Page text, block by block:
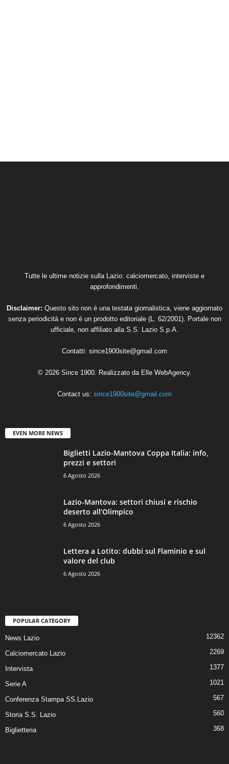
Tutte le ultime notizie sulla Lazio: calciomercato, interviste e
approfondimenti.
Disclaimer: Questo sito non è una testata giornalistica, viene aggiornato
senza periodicità e non è un prodotto editoriale (L. 62/2001). Portale non
ufficiale, non affiliato alla S.S. Lazio S.p.A.
Contatti: since1900site@gmail.com
© 2026 Since 1900. Realizzato da Elle WebAgency.
Contact us: since1900site@gmail.com
EVEN MORE NEWS
Biglietti Lazio-Mantova Coppa Italia: info,
prezzi e settori
6 Agosto 2026
Lazio-Mantova: settori chiusi e rischio
deserto all’Olimpico
6 Agosto 2026
Lettera a Lotito: dubbi sul Flaminio e sul
valore del club
6 Agosto 2026
POPULAR CATEGORY
News Lazio 12362
Calciomercato Lazio 2269
Intervista 1377
Serie A 1021
Conferenza Stampa SS.Lazio 567
Storia S.S. Lazio 560
Biglietteria 368